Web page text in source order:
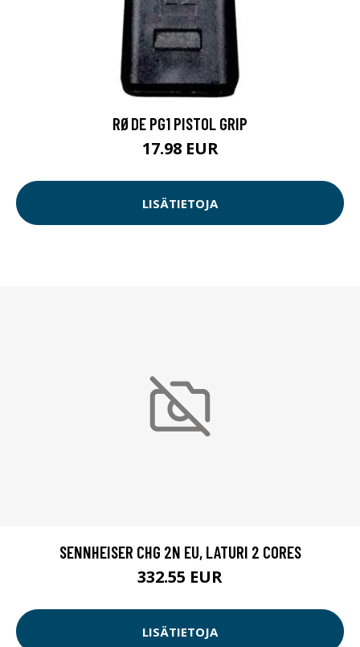
RØDE PG1 PISTOL GRIP
17.98 EUR
LISÄTIETOJA
SENNHEISER CHG 2N EU, LATURI 2 CORES
332.55 EUR
LISÄTIETOJA